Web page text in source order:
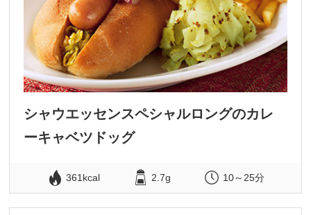
シャウエッセンスペシャルロングのカレ
ーキャベツドッグ
361kcal 2.7g 10～25分